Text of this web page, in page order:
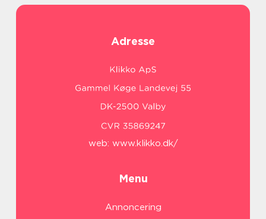
Adresse
web: www.klikko.dk/
Menu
Annoncering